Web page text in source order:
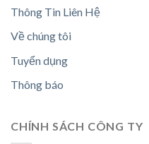
Thông Tin Liên Hệ
Về chúng tôi
Tuyển dụng
Thông báo
CHÍNH SÁCH CÔNG TY